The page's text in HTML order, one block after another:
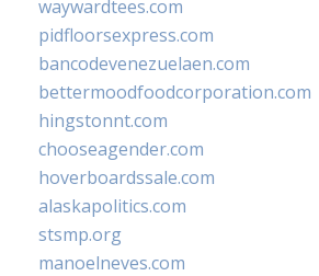
waywardtees.com
pidfloorsexpress.com
bancodevenezuelaen.com
bettermoodfoodcorporation.com
hingstonnt.com
chooseagender.com
hoverboardssale.com
alaskapolitics.com
stsmp.org
manoelneves.com